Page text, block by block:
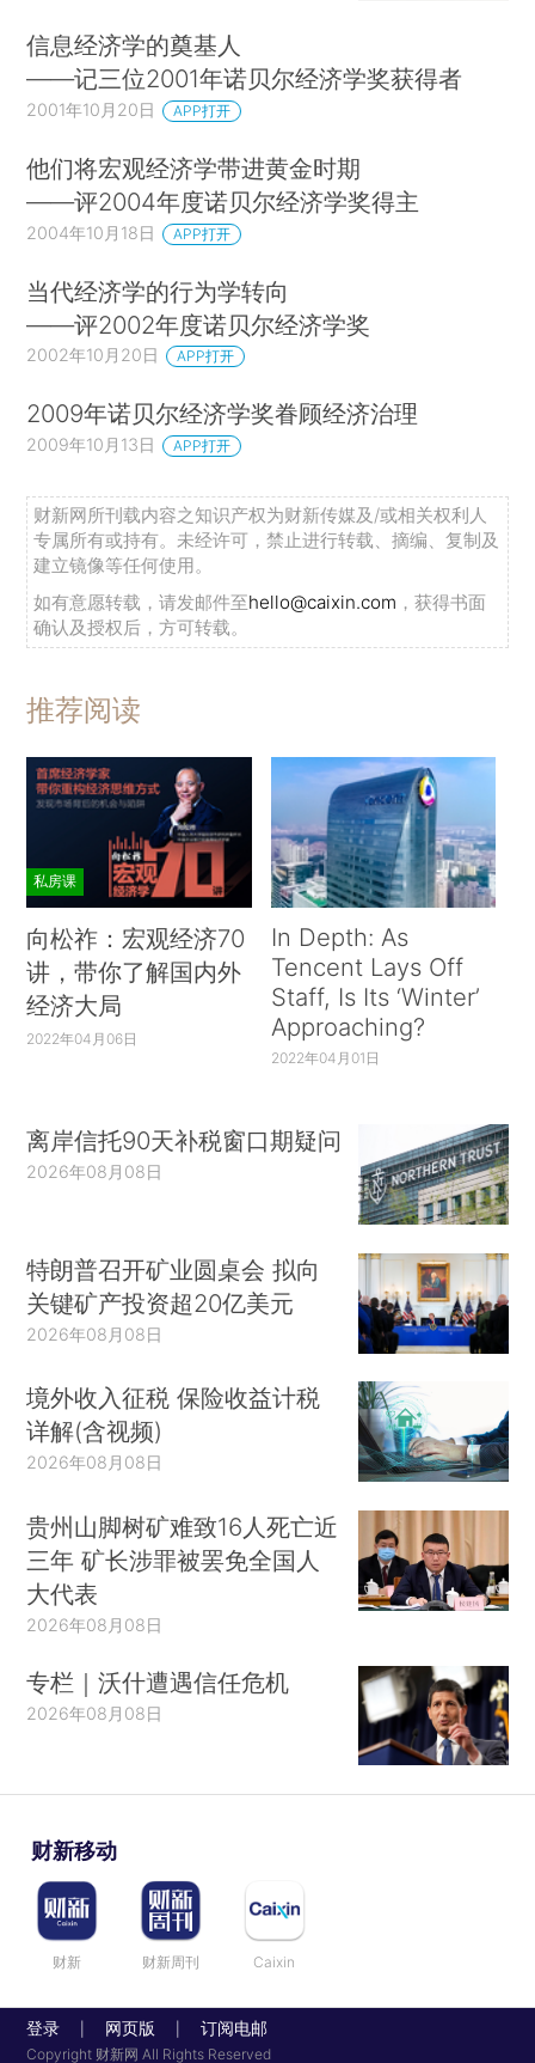
信息经济学的奠基人
——记三位2001年诺贝尔经济学奖获得者
2001年10月20日 APP打开
他们将宏观经济学带进黄金时期
——评2004年度诺贝尔经济学奖得主
2004年10月18日 APP打开
当代经济学的行为学转向
——评2002年度诺贝尔经济学奖
2002年10月20日 APP打开
2009年诺贝尔经济学奖眷顾经济治理
2009年10月13日 APP打开
财新网所刊载内容之知识产权为财新传媒及/或相关权利人
专属所有或持有。未经许可，禁止进行转载、摘编、复制及
建立镜像等任何使用。
如有意愿转载，请发邮件至hello@caixin.com ，获得书面
确认及授权后，方可转载。
推荐阅读
私房课
向松祚：宏观经济70
讲，带你了解国内外
经济大局
2022年04月06日
In Depth: As
Tencent Lays Off
Staff, Is Its ‘Winter’
Approaching?
2022年04月01日
离岸信托90天补税窗口期疑问
2026年08月08日
特朗普召开矿业圆桌会 拟向
关键矿产投资超20亿美元
2026年08月08日
境外收入征税 保险收益计税
详解(含视频)
2026年08月08日
贵州山脚树矿难致16人死亡近
三年 矿长涉罪被罢免全国人
大代表
2026年08月08日
专栏｜沃什遭遇信任危机
2026年08月08日
财新移动
财新 财新周刊 Caixin
登录 网页版 订阅电邮
Copyright 财新网 All Rights Reserved